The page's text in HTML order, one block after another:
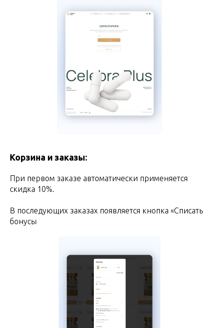
Корзина и заказы:
При первом заказе автоматически применяется
скидка 10%.
В последующих заказах появляется кнопка «Списать
бонусы